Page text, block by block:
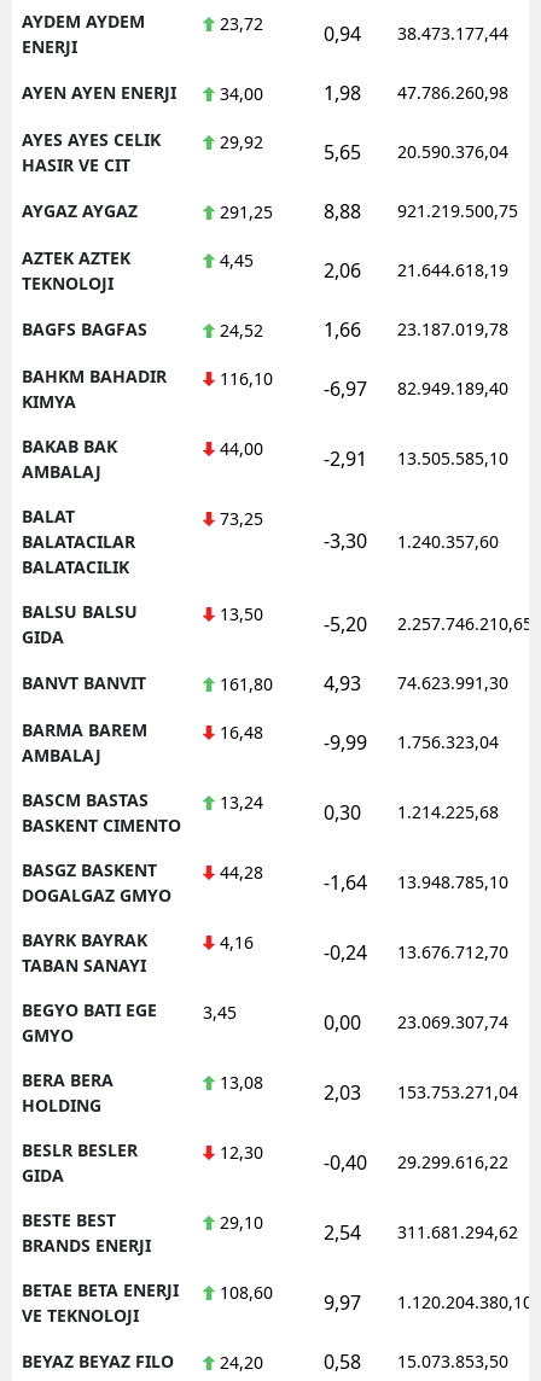
AYDEM AYDEM
ENERJI
23,72 0,94 38.473.177,44
AYEN AYEN ENERJI 34,00 1,98 47.786.260,98
AYES AYES CELIK
HASIR VE CIT
29,92 5,65 20.590.376,04
AYGAZ AYGAZ 291,25 8,88 921.219.500,75
AZTEK AZTEK
TEKNOLOJI
4,45 2,06 21.644.618,19
BAGFS BAGFAS 24,52 1,66 23.187.019,78
BAHKM BAHADIR
KIMYA
116,10 -6,97 82.949.189,40
BAKAB BAK
AMBALAJ
44,00 -2,91 13.505.585,10
BALAT
BALATACILAR
BALATACILIK
73,25
-3,30 1.240.357,60
BALSU BALSU
GIDA
13,50 -5,20 2.257.746.210,65
BANVT BANVIT 161,80 4,93 74.623.991,30
BARMA BAREM
AMBALAJ
16,48 -9,99 1.756.323,04
BASCM BASTAS
BASKENT CIMENTO
13,24 0,30 1.214.225,68
BASGZ BASKENT
DOGALGAZ GMYO
44,28 -1,64 13.948.785,10
BAYRK BAYRAK
TABAN SANAYI
4,16 -0,24 13.676.712,70
BEGYO BATI EGE
GMYO
3,45 0,00 23.069.307,74
BERA BERA
HOLDING
13,08 2,03 153.753.271,04
BESLR BESLER
GIDA
12,30 -0,40 29.299.616,22
BESTE BEST
BRANDS ENERJI
29,10 2,54 311.681.294,62
BETAE BETA ENERJI
VE TEKNOLOJI
108,60 9,97 1.120.204.380,10
BEYAZ BEYAZ FILO 24,20 0,58 15.073.853,50